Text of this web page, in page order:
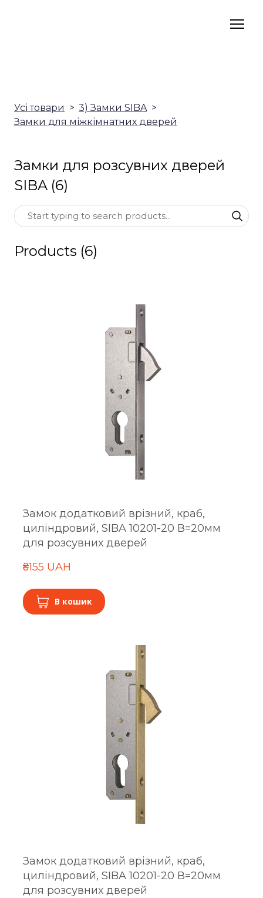
Усі товари
3) Замки SIBA
Замки для міжкімнатних дверей
Замки для розсувних дверей
SIBA (6)
Products (6)
Замок додатковий врізний, краб,
циліндровий, SIBA 10201-20 В=20мм
для розсувних дверей
₴155 UAH
В кошик
Замок додатковий врізний, краб,
циліндровий, SIBA 10201-20 В=20мм
для розсувних дверей